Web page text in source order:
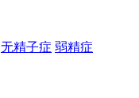
无精子症 弱精症